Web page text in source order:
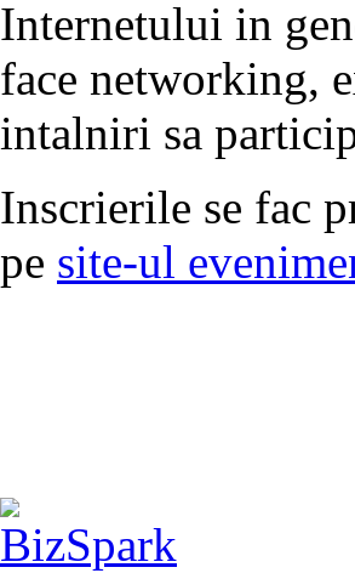
Internetului in
face networking,
intalniri sa
Inscrierile se fac
pe site-ul